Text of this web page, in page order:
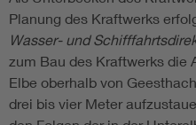
Planung des Kraftwerks
Wasser- und
zum Bau des Kraftwerks die
Elbe oberhalb von
drei bis vier Meter